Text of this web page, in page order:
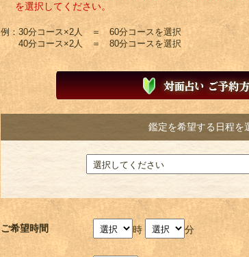
を選択してください。
例：30分コース×2人 ＝ 60分コースを選択
40分コース×2人 ＝ 80分コースを選択
鑑定を希望する日程を
ご希望時間 時 分